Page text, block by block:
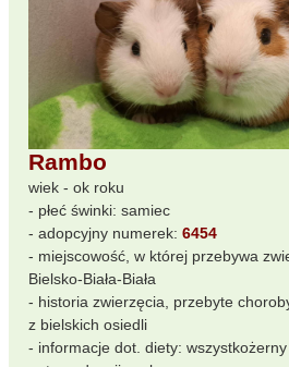
Rambo
wiek - ok roku
- płeć świnki: samiec
- adopcyjny numerek: 6454
- miejscowość, w której przebywa
Bielsko-Biała-Biała
- historia zwierzęcia, przebyte
z bielskich osiedli
- informacje dot. diety: